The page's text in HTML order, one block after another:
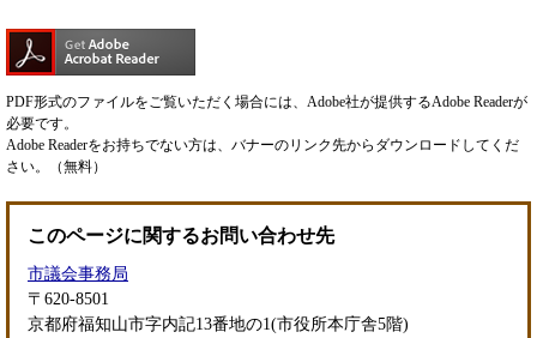
PDF形式のファイルをご覧いただく場合には、Adobe社が提供するAdobe Readerが
必要です。
Adobe Readerをお持ちでない方は、バナーのリンク先からダウンロードしてくだ
さい。（無料）
このページに関するお問い合わせ先
市議会事務局
〒620-8501
京都府福知山市字内記13番地の1(市役所本庁舎5階)